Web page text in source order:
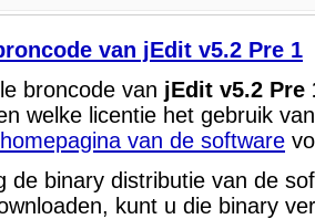
van jEdit v5.2 Pre 1
broncode van jEdit v5.2 Pre
welke licentie het gebruik
van de software
de binary distributie van de
kunt u die binary